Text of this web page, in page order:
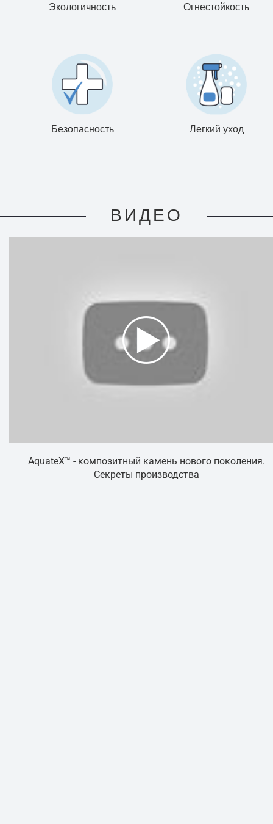
Экологичность Огнестойкость
Безопасность Легкий уход
ВИДЕО
AquateX™ - композитный камень нового поколения.
Секреты производства